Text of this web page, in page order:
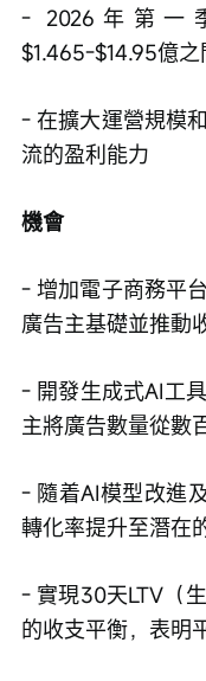
- 2026年第一
$1.465-$14.95億
- 在擴大運營規模
流的盈利能力
機會
- 增加電子商務平
廣告主基礎並推動
- 開發生成式AI工
主將廣告數量從數
- 隨着AI模型改進
轉化率提升至潛在
- 實現30天LTV（
的收支平衡，表明